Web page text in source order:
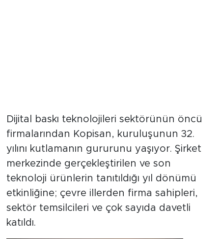
Dijital baskı teknolojileri sektörünün öncü
firmalarından Kopisan, kuruluşunun 32.
yılını kutlamanın gururunu yaşıyor. Şirket
merkezinde gerçekleştirilen ve son
teknoloji ürünlerin tanıtıldığı yıl dönümü
etkinliğine; çevre illerden firma sahipleri,
sektör temsilcileri ve çok sayıda davetli
katıldı.